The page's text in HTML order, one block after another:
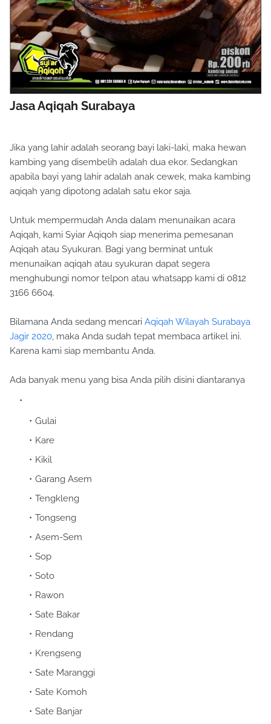
Jasa Aqiqah Surabaya
Jika yang lahir adalah seorang bayi laki-laki, maka hewan
kambing yang disembelih adalah dua ekor. Sedangkan
apabila bayi yang lahir adalah anak cewek, maka kambing
aqiqah yang dipotong adalah satu ekor saja.
Untuk mempermudah Anda dalam menunaikan acara
Aqiqah, kami Syiar Aqiqoh siap menerima pemesanan
Aqiqah atau Syukuran. Bagi yang berminat untuk
menunaikan aqiqah atau syukuran dapat segera
menghubungi nomor telpon atau whatsapp kami di 0812
3166 6604.
Bilamana Anda sedang mencari Aqiqah Wilayah Surabaya
Jagir 2020 , maka Anda sudah tepat membaca artikel ini.
Karena kami siap membantu Anda.
Ada banyak menu yang bisa Anda pilih disini diantaranya
Gulai
Kare
Kikil
Garang Asem
Tengkleng
Tongseng
Asem-Sem
Sop
Soto
Rawon
Sate Bakar
Rendang
Krengseng
Sate Maranggi
Sate Komoh
Sate Banjar